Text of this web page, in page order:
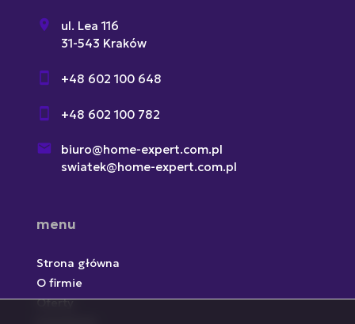
ul. Lea 116
31-543 Kraków
+48 602 100 648
+48 602 100 782
biuro@home-expert.com.pl
swiatek@home-expert.com.pl
menu
Strona główna
O firmie
Oferty